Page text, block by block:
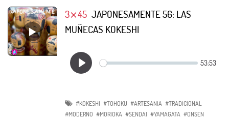
3⨯45 JAPONESAMENTE 56: LAS
MUÑECAS KOKESHI
#KOKESHI #TOHOKU #ARTESANIA #TRADICIONAL
#MODERNO #MORIOKA #SENDAI #YAMAGATA #ONSEN